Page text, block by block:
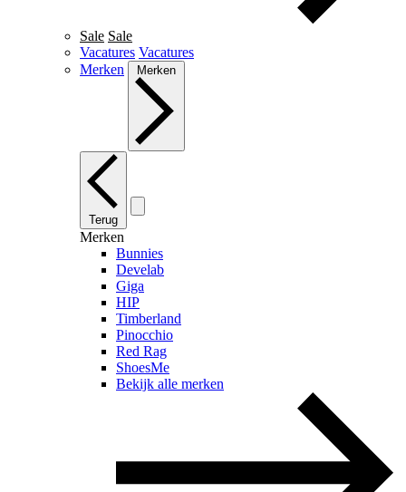
Sale Sale
Vacatures Vacatures
Merken
Merken
Terug
Merken
Bunnies
Develab
Giga
HIP
Timberland
Pinocchio
Red Rag
ShoesMe
Bekijk alle merken